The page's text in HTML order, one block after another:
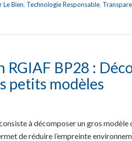
Le Bien, Technologie Responsable,
BP28 :
petits modèles
à décomposer un gros modèle
de réduire l’empreinte